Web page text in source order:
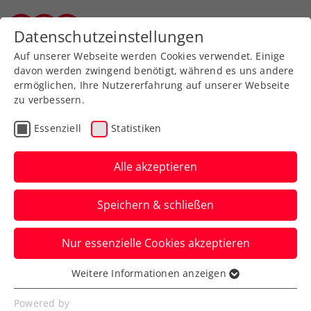
Zurück zur Newsübersicht
WTA
WTA Jiujiang: Halbfinale!
Erfolgslauf von Tagger
geht weiter
Bei ihrem Debüt in einem WTA-
Hauptbewerb kämpft die 17-Jährigec
sensationell um den Finaleinzug.
Verfasst von: Manuel Wachta, 31.10.2025
Datenschutzeinstellungen
Auf unserer Webseite werden Cookies verwendet. Einige
davon werden zwingend benötigt, während es uns andere
ermöglichen, Ihre Nutzererfahrung auf unserer Webseite
zu verbessern.
Essenziell Statistiken
Alle akzeptieren
Speichern & schließen
Nur essenzielle Cookies akzeptieren
Essenziell
Essenzielle Cookies werden für grundlegende
Weitere Informationen anzeigen
Powered by